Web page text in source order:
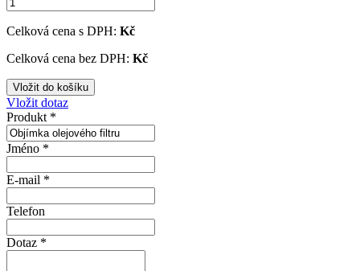
Celková cena s DPH: Kč
Celková cena bez DPH: Kč
Vložit dotaz
Produkt *
Jméno *
E-mail *
Telefon
Dotaz *